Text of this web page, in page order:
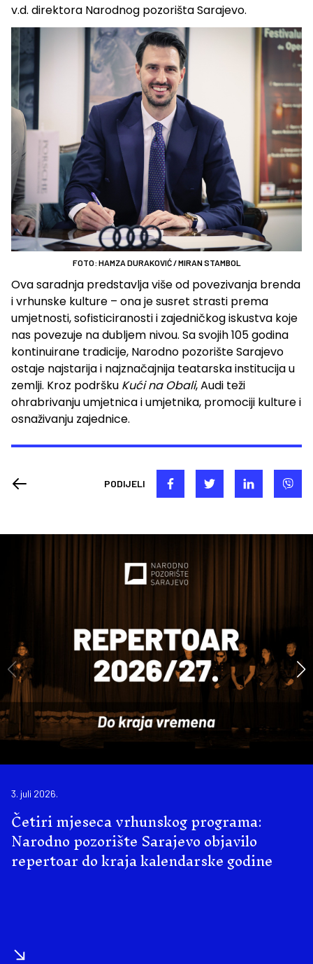
v.d. direktora Narodnog pozorišta Sarajevo.
FOTO: HAMZA DURAKOVIĆ / MIRAN STAMBOL
Ova saradnja predstavlja više od povezivanja brenda
i vrhunske kulture – ona je susret strasti prema
umjetnosti, sofisticiranosti i zajedničkog iskustva koje
nas povezuje na dubljem nivou. Sa svojih 105 godina
kontinuirane tradicije, Narodno pozorište Sarajevo
ostaje najstarija i najznačajnija teatarska institucija u
zemlji. Kroz podršku Kući na Obali, Audi teži
ohrabrivanju umjetnica i umjetnika, promociji kulture i
osnaživanju zajednice.
PODIJELI
3. juli 2026.
Četiri mjeseca vrhunskog programa:
Narodno pozorište Sarajevo objavilo
repertoar do kraja kalendarske godine